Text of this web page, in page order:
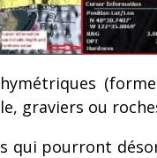
graviers ou
qui pourront